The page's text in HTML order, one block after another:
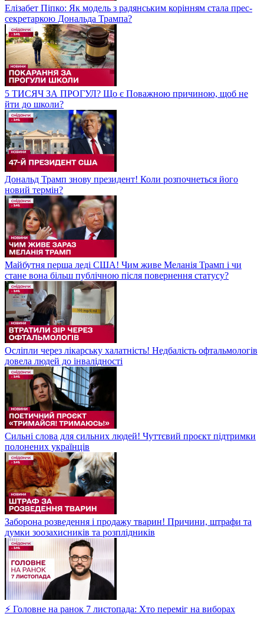
Елізабет Піпко: Як модель з радянським корінням стала прес-
секретаркою Дональда Трампа?
5 ТИСЯЧ ЗА ПРОГУЛ? Що є Поважною причиною, щоб не
йти до школи?
Дональд Трамп знову президент! Коли розпочнеться його
новий термін?
Майбутня перша леді США! Чим живе Меланія Трамп і чи
стане вона більш публічною після повернення статусу?
Осліпли через лікарську халатність! Недбалість офтальмологів
довела людей до інвалідності
Сильні слова для сильних людей! Чуттєвий проєкт підтримки
полонених українців
Заборона розведення і продажу тварин! Причини, штрафи та
думки зоозахисників та розплідників
⚡ Головне на ранок 7 листопада: Хто переміг на виборах